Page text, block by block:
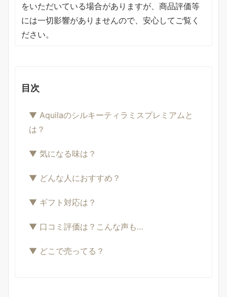
をいただいている場合がありますが、商品評価等
には一切影響がありませんので、安心してご覧く
ださい。
目次
▼ Aquilaのシルキーティラミスプレミアムと
は？
▼ 気になる味は？
▼ どんな人におすすめ？
▼ ギフト対応は？
▼ 口コミ評価は？こんな声も…
▼ どこで売ってる？